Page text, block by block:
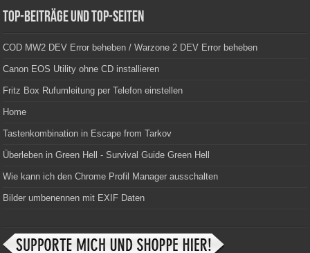
Top-Beiträge und Top-Seiten
COD MW2 DEV Error beheben / Warzone 2 DEV Error beheben
Canon EOS Utility ohne CD installieren
Fritz Box Rufumleitung per Telefon einstellen
Home
Tastenkombination in Escape from Tarkov
Überleben in Green Hell - Survival Guide Green Hell
Wie kann ich den Chrome Profil Manager ausschalten
Bilder umbenennen mit EXIF Daten